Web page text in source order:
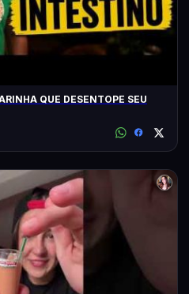
QUE DESENTOPE SEU